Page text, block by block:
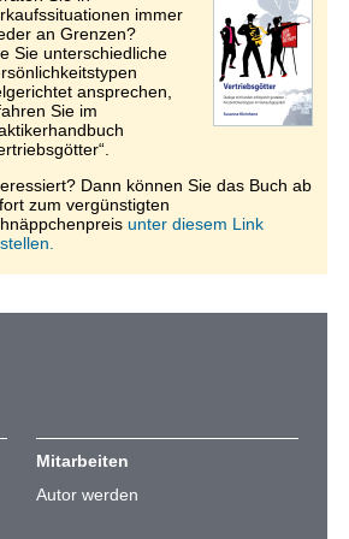
immer
an Grenzen?
Sie unterschiedliche
ansprechen,
Sie im
Dann können Sie das Buch ab
zum vergünstigten
unter diesem Link
Mitarbeiten
Autor werden